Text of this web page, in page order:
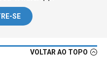
SE
VOLTAR AO TOPO